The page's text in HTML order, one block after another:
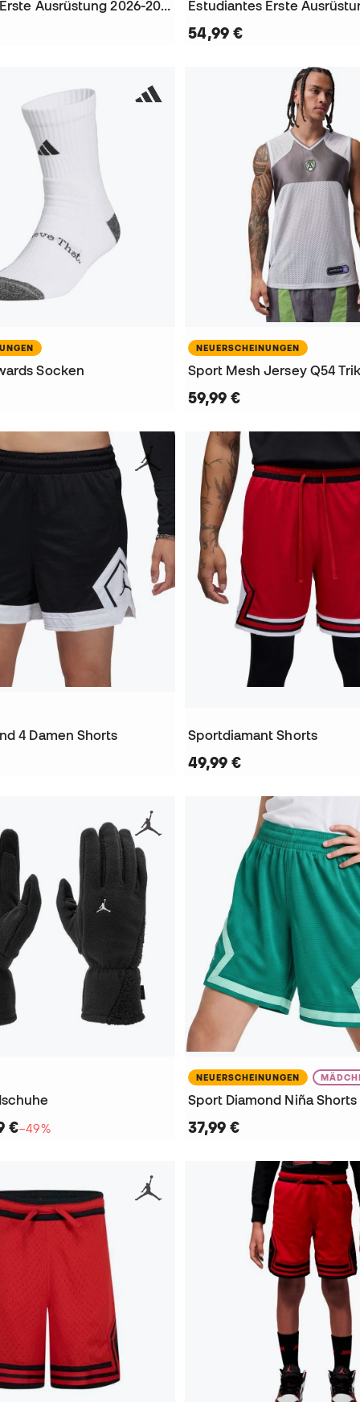
Estudiantes Erste Ausrüstung 2026-2027 Trikot
54,99 €
Socken
NEUERSCHEINUNGEN
Sport Mesh Jersey Q54
59,99 €
4 Damen Shorts Sportdiamant Shorts
49,99 €
€−49%
NEUERSCHEINUNGEN
Sport Diamond Niña Shorts
37,99 €